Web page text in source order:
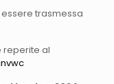
trasmessa
reperite al